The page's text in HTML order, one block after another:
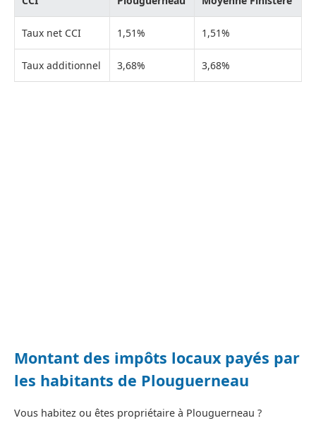
Taux net CCI 1,51% 1,51%
Taux additionnel 3,68% 3,68%
Montant des impôts locaux payés par
les habitants de Plouguerneau
Vous habitez ou êtes propriétaire à Plouguerneau ?